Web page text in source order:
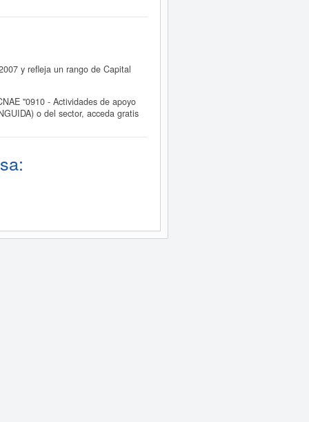
y refleja un rango de Capital
"0910 - Actividades de apoyo
o del sector, acceda gratis